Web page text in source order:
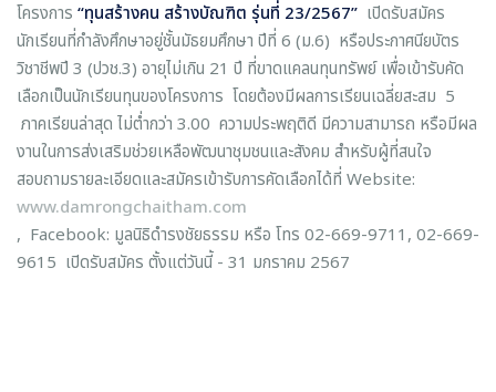
โครงการ “ทุนสร้างคน สร้างบัณฑิต รุ่นที่ 23/2567” เปิดรับสมัคร
นักเรียนที่กำลังศึกษาอยู่ชั้นมัธยมศึกษา ปีที่ 6 (ม.6) หรือประกาศนียบัตร
วิชาชีพปี 3 (ปวช.3) อายุไม่เกิน 21 ปี ที่ขาดแคลนทุนทรัพย์ เพื่อเข้ารับคัด
เลือกเป็นนักเรียนทุนของโครงการ โดยต้องมีผลการเรียนเฉลี่ยสะสม 5
ภาคเรียนล่าสุด ไม่ต่ำกว่า 3.00 ความประพฤติดี มีความสามารถ หรือมีผล
งานในการส่งเสริมช่วยเหลือพัฒนาชุมชนและสังคม สำหรับผู้ที่สนใจ
สอบถามรายละเอียดและสมัครเข้ารับการคัดเลือกได้ที่ Website:
www.damrongchaitham.com
, Facebook: มูลนิธิดำรงชัยธรรม หรือ โทร 02-669-9711, 02-669-
9615 เปิดรับสมัคร ตั้งแต่วันนี้ - 31 มกราคม 2567